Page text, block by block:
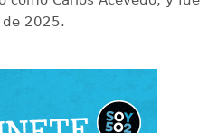
2025.